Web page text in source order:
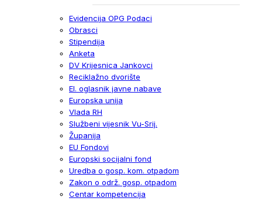
Evidencija OPG Podaci
Obrasci
Stipendija
Anketa
DV Krijesnica Jankovci
Reciklažno dvorište
El. oglasnik javne nabave
Europska unija
Vlada RH
Službeni vijesnik Vu-Srij.
Županija
EU Fondovi
Europski socijalni fond
Uredba o gosp. kom. otpadom
Zakon o održ. gosp. otpadom
Centar kompetencija